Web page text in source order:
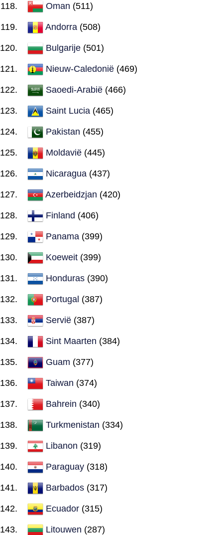
Oman (511)
Andorra (508)
Bulgarije (501)
Nieuw-Caledonië (469)
Saoedi-Arabië (466)
Saint Lucia (465)
Pakistan (455)
Moldavië (445)
Nicaragua (437)
Azerbeidzjan (420)
Finland (406)
Panama (399)
Koeweit (399)
Honduras (390)
Portugal (387)
Servië (387)
Sint Maarten (384)
Guam (377)
Taiwan (374)
Bahrein (340)
Turkmenistan (334)
Libanon (319)
Paraguay (318)
Barbados (317)
Ecuador (315)
Litouwen (287)